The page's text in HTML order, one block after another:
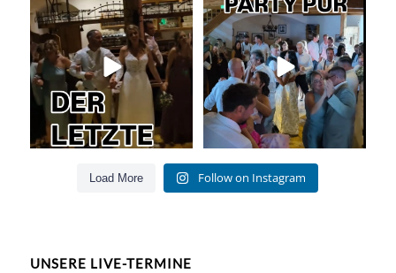
Abschlusslied der Hochzeit
Was für ein...
53 0
Party pur mit mit den besten Hits
für Jung und Alt...
55 0
Load More Follow on Instagram
UNSERE LIVE-TERMINE